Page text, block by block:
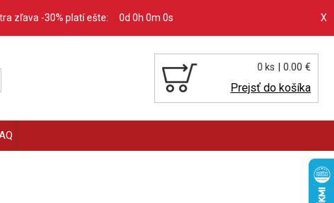
zľava -30% platí ešte: 0d 0h 0m 0s X
0 ks | 0.00 €
Prejsť do košíka